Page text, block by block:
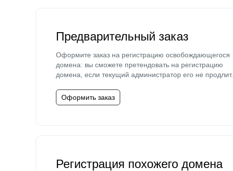
Предварительный заказ
Оформите заказ на регистрацию освобождающегося
домена: вы сможете претендовать на регистрацию
домена, если текущий администратор его не продлит.
Оформить заказ
Регистрация похожего домена